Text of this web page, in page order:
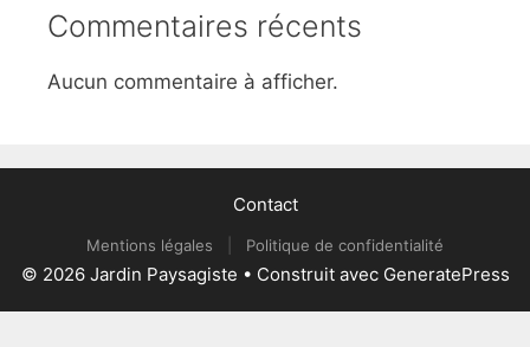
Commentaires récents
Aucun commentaire à afficher.
Contact
Mentions légales Politique de confidentialité
© 2026 Jardin Paysagiste • Construit avec GeneratePress